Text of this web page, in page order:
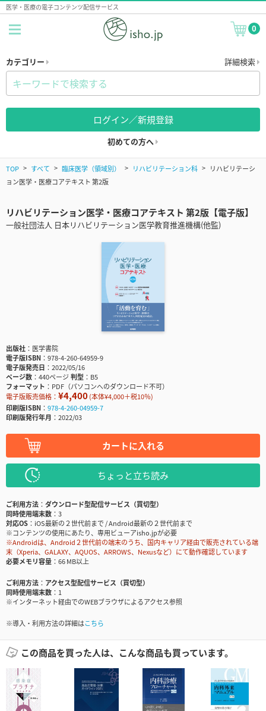
医学・医療の電子コンテンツ配信サービス
0
カテゴリー 詳細検索
ログイン／新規登録
初めての方へ
TOP すべて 臨床医学（領域別） リハビリテーション科
リハビリテーシ
ョン医学・医療コアテキスト 第2版
リハビリテーション医学・医療コアテキスト 第2版【電子版】
一般社団法人 日本リハビリテーション医学教育推進機構(他監)
出版社
医学書院
電子版ISBN
978-4-260-64959-9
電子版発売日
2022/05/16
ページ数
440ページ判型
B5
フォーマット
PDF（パソコンへのダウンロード不可）
電子版販売価格： ¥4,400(本体¥4,000＋税10％)
印刷版ISBN
978-4-260-04959-7
印刷版発行年月
2022/03
カートに入れる
ちょっと立ち読み
ご利用方法
ダウンロード型配信サービス（買切型）
同時使用端末数
3
対応OS
iOS最新の２世代前まで / Android最新の２世代前まで
※コンテンツの使用にあたり、専用ビューアisho.jpが必要
※Androidは、Android２世代前の端末のうち、国内キャリア経由で販売されている端
末（Xperia、GALAXY、AQUOS、ARROWS、Nexusなど）にて動作確認しています
必要メモリ容量
66 MB以上
ご利用方法
アクセス型配信サービス（買切型）
同時使用端末数
1
※インターネット経由でのWEBブラウザによるアクセス参照
※導入・利用方法の詳細はこちら
この商品を買った人は、こんな商品も買っています。